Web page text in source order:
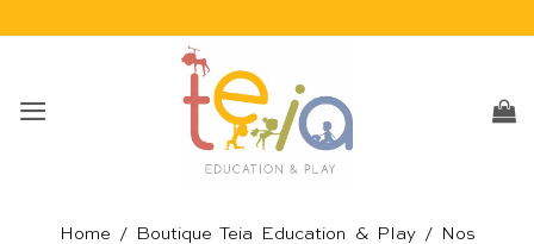
Home / Boutique Teia Education & Play/
Nos